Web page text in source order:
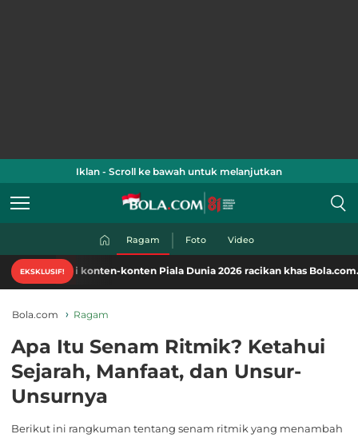
Iklan - Scroll ke bawah untuk melanjutkan
Ragam Foto Video
EKSKLUSIF!
konten-konten Piala Dunia 2026 racikan khas Bola.com. Klik di sini!
Bola.com Ragam
Apa Itu Senam Ritmik? Ketahui
Sejarah, Manfaat, dan Unsur-
Unsurnya
Berikut ini rangkuman tentang senam ritmik yang menambah